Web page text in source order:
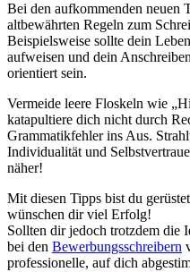
Bei den aufkommenden neuen
altbewährten Regeln zum
Beispielsweise sollte dein
aufweisen und dein
orientiert sein.
Vermeide leere Floskeln wie
katapultiere dich nicht durch
Grammatikfehler ins Aus.
Individualität und
näher!
Mit diesen Tipps bist du
wünschen dir viel Erfolg!
Sollten dir jedoch trotzdem die
bei den Bewerbungsschreibern
professionelle, auf dich